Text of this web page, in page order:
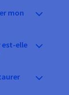
mon
est-elle